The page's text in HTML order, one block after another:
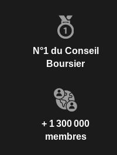
N°1 du Conseil
Boursier
+ 1 300 000
membres